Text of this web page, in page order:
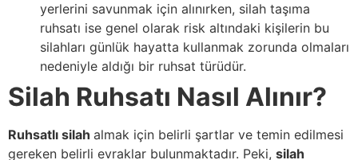
yerlerini savunmak için alınırken, silah taşıma
ruhsatı ise genel olarak risk altındaki kişilerin bu
silahları günlük hayatta kullanmak zorunda olmaları
nedeniyle aldığı bir ruhsat türüdür.
Silah Ruhsatı Nasıl Alınır?
Ruhsatlı silah almak için belirli şartlar ve temin edilmesi
gereken belirli evraklar bulunmaktadır. Peki, silah